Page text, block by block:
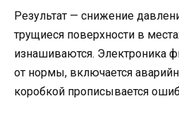
Результат — снижение
трущиеся поверхности в
изнашиваются. Электроника
от нормы, включается
коробкой прописывается